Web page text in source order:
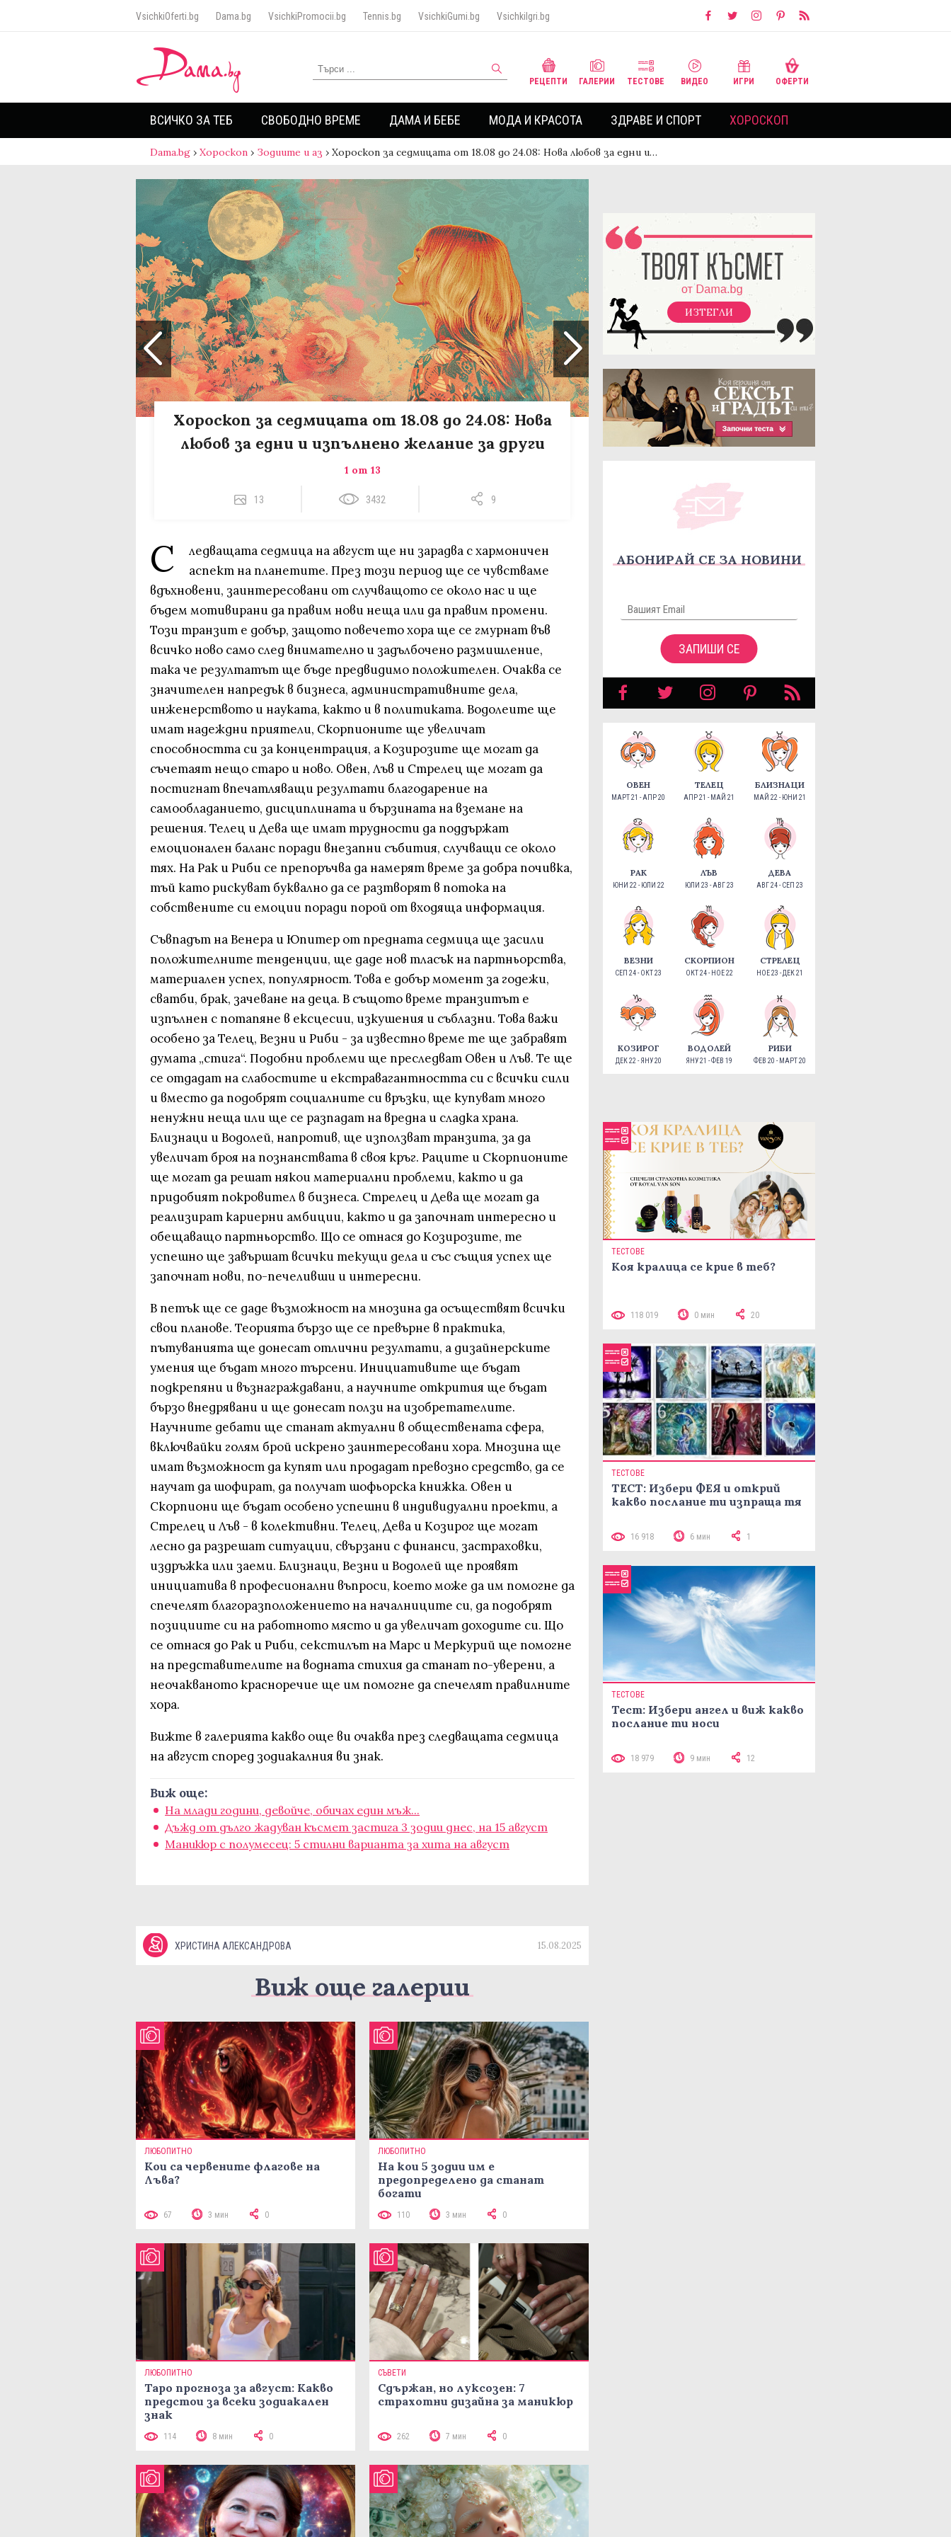
VsichkiOferti.bg Dama.bg VsichkiPromocii.bg Tennis.bg VsichkiGumi.bg VsichkiIgri.bg
РЕЦЕПТИ ГАЛЕРИИ ТЕСТОВЕ ВИДЕО ИГРИ ОФЕРТИ
ВСИЧКО ЗА ТЕБ СВОБОДНО ВРЕМЕ ДАМА И БЕБЕ МОДА И КРАСОТА ЗДРАВЕ И СПОРТ ХОРОСКОП
Dama.bg › Хороскоп › Зодиите и аз › Хороскоп за седмицата от 18.08 до 24.08: Нова любов за едни и…
Хороскоп за седмицата от 18.08 до 24.08: Нова
любов за едни и изпълнено желание за други
1 от 13
13 3432 9
С
ледващата седмица на август ще ни зарадва с хармоничен
аспект на планетите. През този период ще се чувстваме
вдъхновени, заинтересовани от случващото се около нас и ще
бъдем мотивирани да правим нови неща или да правим промени.
Този транзит е добър, защото повечето хора ще се гмурнат във
всичко ново само след внимателно и задълбочено размишление,
така че резултатът ще бъде предвидимо положителен. Очаква се
значителен напредък в бизнеса, административните дела,
инженерството и науката, както и в политиката. Водолеите ще
имат надеждни приятели, Скорпионите ще увеличат
способността си за концентрация, а Козирозите ще могат да
съчетаят нещо старо и ново. Овен, Лъв и Стрелец ще могат да
постигнат впечатляващи резултати благодарение на
самообладанието, дисциплината и бързината на вземане на
решения. Телец и Дева ще имат трудности да поддържат
емоционален баланс поради внезапни събития, случващи се около
тях. На Рак и Риби се препоръчва да намерят време за добра почивка,
тъй като рискуват буквално да се разтворят в потока на
собствените си емоции поради порой от входяща информация.
Съвпадът на Венера и Юпитер от предната седмица ще засили
положителните тенденции, ще даде нов тласък на партньорства,
материален успех, популярност. Това е добър момент за годежи,
сватби, брак, зачеване на деца. В същото време транзитът е
изпълнен с потапяне в ексцесии, изкушения и съблазни. Това важи
особено за Телец, Везни и Риби - за известно време те ще забравят
думата „стига“. Подобни проблеми ще преследват Овен и Лъв. Те ще
се отдадат на слабостите и екстравагантността си с всички сили
и вместо да подобрят социалните си връзки, ще купуват много
ненужни неща или ще се разпадат на вредна и сладка храна.
Близнаци и Водолей, напротив, ще използват транзита, за да
увеличат броя на познанствата в своя кръг. Раците и Скорпионите
ще могат да решат някои материални проблеми, както и да
придобият покровител в бизнеса. Стрелец и Дева ще могат да
реализират кариерни амбиции, както и да започнат интересно и
обещаващо партньорство. Що се отнася до Козирозите, те
успешно ще завършат всички текущи дела и със същия успех ще
започнат нови, по-печеливши и интересни.
В петък ще се даде възможност на мнозина да осъществят всички
свои планове. Теорията бързо ще се превърне в практика,
пътуванията ще донесат отлични резултати, а дизайнерските
умения ще бъдат много търсени. Инициативите ще бъдат
подкрепяни и възнаграждавани, а научните открития ще бъдат
бързо внедрявани и ще донесат ползи на изобретателите.
Научните дебати ще станат актуални в обществената сфера,
включвайки голям брой искрено заинтересовани хора. Мнозина ще
имат възможност да купят или продадат превозно средство, да се
научат да шофират, да получат шофьорска книжка. Овен и
Скорпиони ще бъдат особено успешни в индивидуални проекти, а
Стрелец и Лъв - в колективни. Телец, Дева и Козирог ще могат
лесно да разрешат ситуации, свързани с финанси, застраховки,
издръжка или заеми. Близнаци, Везни и Водолей ще проявят
инициатива в професионални въпроси, което може да им помогне да
спечелят благоразположението на началниците си, да подобрят
позициите си на работното място и да увеличат доходите си. Що
се отнася до Рак и Риби, секстилът на Марс и Меркурий ще помогне
на представителите на водната стихия да станат по-уверени, а
неочакваното красноречие ще им помогне да спечелят правилните
хора.
Вижте в галерията какво още ви очаква през следващата седмица
на август според зодиакалния ви знак.
Виж още:
На млади години, девойче, обичах един мъж...
Дъжд от дълго жадуван късмет застига 3 зодии днес, на 15 август
Маникюр с полумесец: 5 стилни варианта за хита на август
ХРИСТИНА АЛЕКСАНДРОВА 15.08.2025
Виж още галерии
ЛЮБОПИТНО
Кои са червените флагове на
Лъва?
67 3 мин 0
ЛЮБОПИТНО
На кои 5 зодии им е
предопределено да станат
богати
110 3 мин 0
ЛЮБОПИТНО
Таро прогноза за август: Какво
предстои за всеки зодиакален
знак
114 8 мин 0
СЪВЕТИ
Сдържан, но луксозен: 7
страхотни дизайна за маникюр
262 7 мин 0
ИЗТЕГЛИ
АБОНИРАЙ СЕ ЗА НОВИНИ
ЗАПИШИ СЕ
ОВЕН
МАРТ 21 - АПР 20
ТЕЛЕЦ
АПР 21 - МАЙ 21
БЛИЗНАЦИ
МАЙ 22 - ЮНИ 21
РАК
ЮНИ 22 - ЮЛИ 22
ЛЪВ
ЮЛИ 23 - АВГ 23
ДЕВА
АВГ 24 - СЕП 23
ВЕЗНИ
СЕП 24 - ОКТ 23
СКОРПИОН
ОКТ 24 - НОЕ 22
СТРЕЛЕЦ
НОЕ 23 - ДЕК 21
КОЗИРОГ
ДЕК 22 - ЯНУ 20
ВОДОЛЕЙ
ЯНУ 21 - ФЕВ 19
РИБИ
ФЕВ 20 - МАРТ 20
ТЕСТОВЕ
Коя кралица се крие в теб?
118 019 0 мин 20
ТЕСТОВЕ
ТЕСТ: Избери ФЕЯ и открий
какво послание ти изпраща тя
16 918 6 мин 1
ТЕСТОВЕ
Тест: Избери ангел и виж какво
послание ти носи
18 979 9 мин 12